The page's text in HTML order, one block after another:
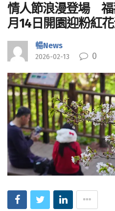
情人節浪漫登場 福
月14日開園迎粉紅
暢News
2026-02-13 0